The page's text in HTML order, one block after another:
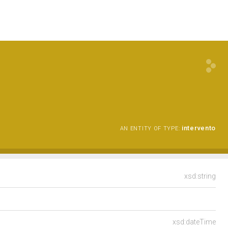
AN ENTITY OF TYPE: intervento
xsd:string
xsd:dateTime